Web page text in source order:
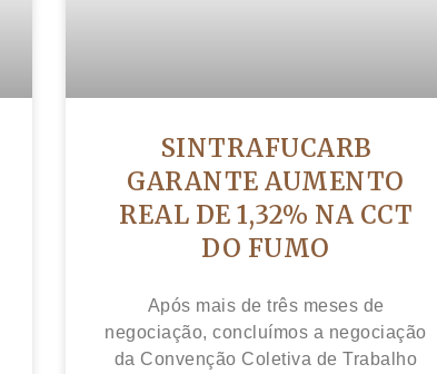
SINTRAFUCARB
GARANTE AUMENTO
REAL DE 1,32% NA CCT
DO FUMO
Após mais de três meses de
negociação, concluímos a negociação
da Convenção Coletiva de Trabalho